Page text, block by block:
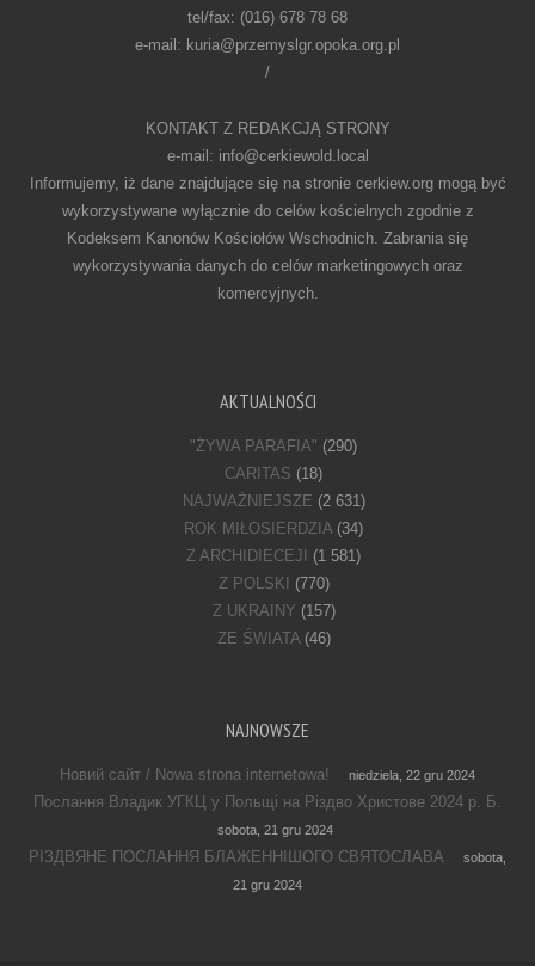
tel/fax: (016) 678 78 68
e-mail: kuria@przemyslgr.opoka.org.pl
/
KONTAKT Z REDAKCJĄ STRONY
e-mail: info@cerkiewold.local
Informujemy, iż dane znajdujące się na stronie cerkiew.org mogą być
wykorzystywane wyłącznie do celów kościelnych zgodnie z
Kodeksem Kanonów Kościołów Wschodnich. Zabrania się
wykorzystywania danych do celów marketingowych oraz
komercyjnych.
AKTUALNOŚCI
"ŻYWA PARAFIA" (290)
CARITAS (18)
NAJWAŻNIEJSZE (2 631)
ROK MIŁOSIERDZIA (34)
Z ARCHIDIECEJI
(1 581)
Z POLSKI
(770)
Z UKRAINY (157)
ZE ŚWIATA(46)
NAJNOWSZE
Новий сайт / Nowa strona internetowa! niedziela, 22 gru 2024
Послання Владик УГКЦ у Польщі на Різдво Христове 2024 р. Б.
sobota, 21 gru 2024
РІЗДВЯНЕ ПОСЛАННЯ БЛАЖЕННІШОГО СВЯТОСЛАВА
sobota,
21 gru 2024